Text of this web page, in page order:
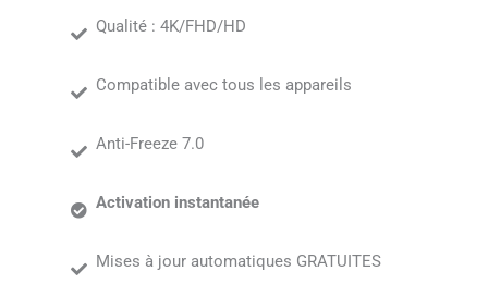
Qualité : 4K/FHD/HD
Compatible avec tous les appareils
Anti-Freeze 7.0
Activation instantanée
Mises à jour automatiques GRATUITES